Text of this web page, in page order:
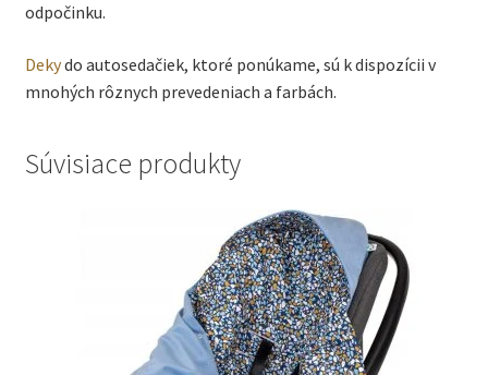
odpočinku.
Dekydo autosedačiek, ktoré ponúkame, sú k dispozícii v
mnohých rôznych prevedeniach a farbách.
Súvisiace produkty